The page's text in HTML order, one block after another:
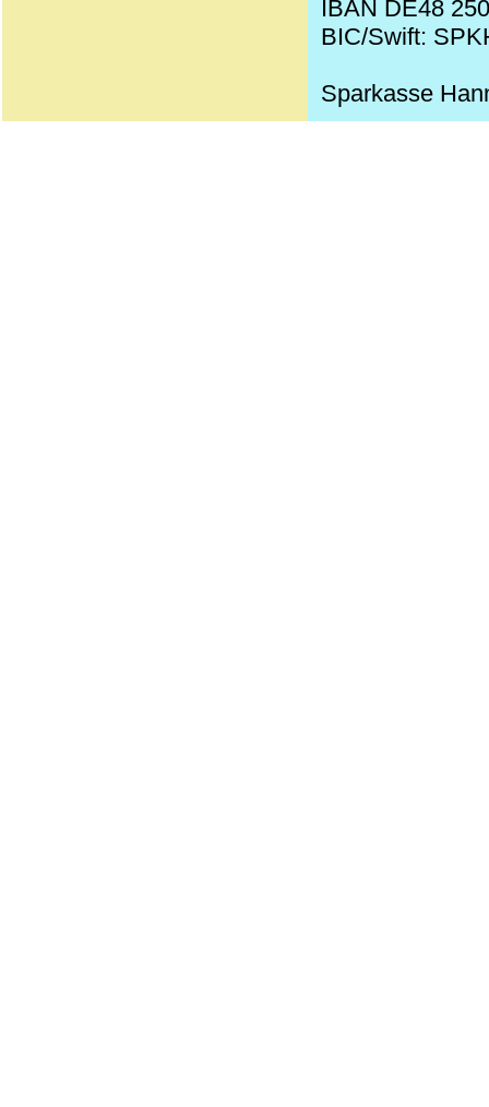
IBAN DE48
BIC/Swift:
Sparkasse